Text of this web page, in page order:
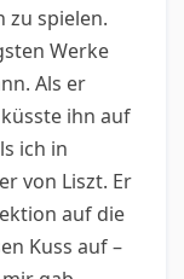
zu spielen.
Werke
Als er
ihn auf
ich in
von Liszt. Er
auf die
Kuss auf –